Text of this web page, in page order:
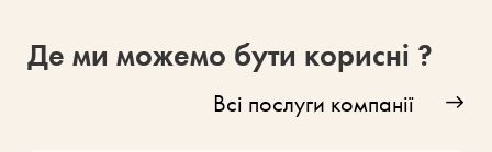
Де ми можемо бути корисні ?
Всі послуги компанії